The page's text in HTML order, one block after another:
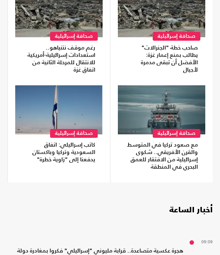
صحافة إسرائيلية
صاحب خطة "الجنرالات"
يطالب بمنع إعمار غزة:
الأفضل أن تبقى مدمرة
لأجيال
صحافة إسرائيلية
رغم موقف نتنياهو..
استعدادات إسرائيلية-أمريكية
للانتقال للمرحلة الثانية من
اتفاق غزة
صحافة إسرائيلية
مع صعود تركيا في المتوسط
والقرن الأفريقي.. شكوى
إسرائيلية من الافتقار للعمق
البحري في المنطقة
صحافة إسرائيلية
كاتب إسرائيلي: اتفاق
السعودية وتركيا وباكستان
يدفعنا إلى "زاوية خطرة"
أخبار الساعة
09:09
هجرة عكسية متصاعدة.. قرابة مليوني "إسرائيلي" فكروا بمغادرة دولة